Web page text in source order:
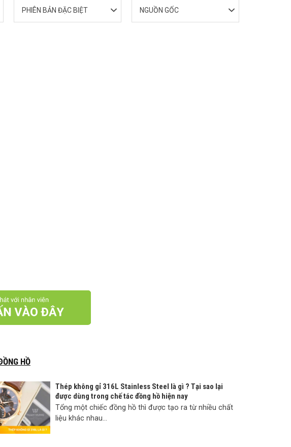
PHIÊN BẢN ĐẶC BIỆT NGUỒN GỐC
HỒ
Thép không gỉ 316L Stainless Steel là gì ? Tại sao lại
được dùng trong chế tác đồng hồ hiện nay
Tổng một chiếc đồng hồ thì được tạo ra từ nhiều chất
liệu khác nhau...